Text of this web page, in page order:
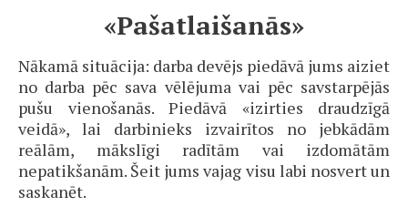
«Pašatlaišanās»
Nākamā situācija: darba devējs piedāvā jums aiziet
no darba pēc sava vēlējuma vai pēc savstarpējās
pušu vienošanās. Piedāvā «izirties draudzīgā
veidā», lai darbinieks izvairītos no jebkādām
reālām, mākslīgi radītām vai izdomātām
nepatikšanām. Šeit jums vajag visu labi nosvert un
saskanēt.